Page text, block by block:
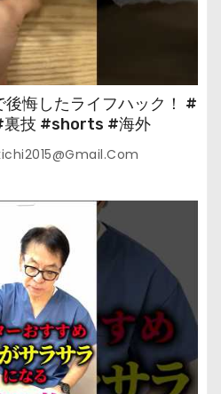
悔したライフハック！ #
裏技 #shorts #海外